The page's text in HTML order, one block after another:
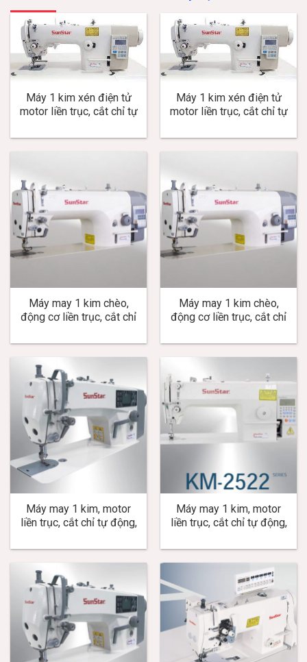
Máy 1 kim xén điện tử
motor liền trục, cắt chỉ tự
Máy 1 kim xén điện tử
motor liền trục, cắt chỉ tự
động KM-D506-7K
Máy may 1 kim chèo,
động cơ liền trục, cắt chỉ
động, cắt chỉ dưới ngắn,
dùng cho hàng mỏng,
trung bình KM-3520MG
Máy may 1 kim chèo,
động cơ liền trục, cắt chỉ
động, cắt chỉ dưới ngắn,
dùng cho hàng trung bình,
dày KM-3520MB
Máy may 1 kim, motor
liền trục, cắt chỉ tự động,
chỉ dưới ngắn, dùng cho
hàng mỏng và trung bình
KM-2532A
Máy may 1 kim, motor
liền trục, cắt chỉ tự động,
dùng cho hàng mỏng và
trung bình KM-2522A